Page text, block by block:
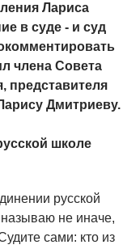
Лариса
в суде - и суд
члена Совета
представителя
Дмитриеву.
школе
русской
не иначе,
сами: кто из